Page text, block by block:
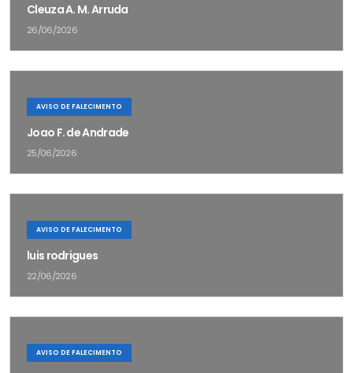
Cleuza A. M. Arruda
26/06/2026
AVISO DE FALECIMENTO
Joao F. de Andrade
25/06/2026
AVISO DE FALECIMENTO
luis rodrigues
22/06/2026
AVISO DE FALECIMENTO